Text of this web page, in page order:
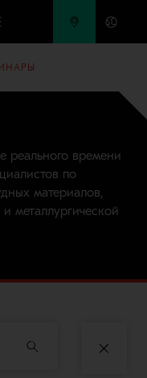
реального времени
по
материалов,
металлургической